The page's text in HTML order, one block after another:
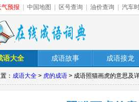
预报 中国地图 区号查询 油价查询 汽车
语大全 成语故事 成语接龙
： 成语大全 > 虎的成语 > 成语照猫画虎的意思及